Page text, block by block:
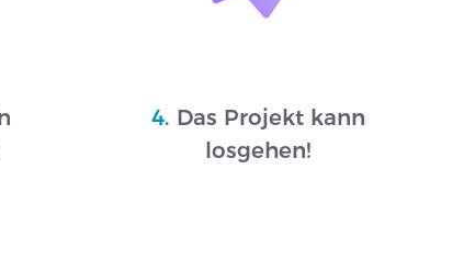
4. Das Projekt kann
losgehen!